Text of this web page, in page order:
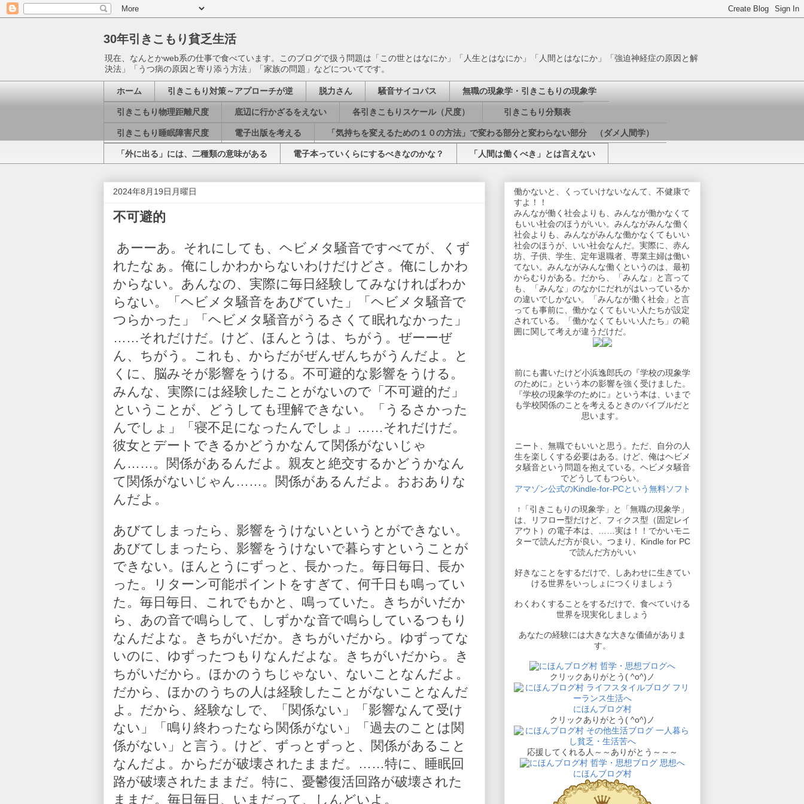
30年引きこもり貧乏生活
現在、なんとかweb系の仕事で食べています。このブログで扱う問題は「この世とはなにか」「人生とはなにか」「人間とはなにか」「強迫神経症の原因と解
決法」「うつ病の原因と寄り添う方法」「家族の問題」などについてです。
ホーム 引きこもり対策～アプローチが逆 脱力さん 騒音サイコパス 無職の現象学・引きこもりの現象学
引きこもり物理距離尺度 底辺に行かざるをえない 各引きこもりスケール（尺度） 引きこもり分類表
引きこもり睡眠障害尺度 電子出版を考える 「気持ちを変えるための１０の方法」で変わる部分と変わらない部分 （ダメ人間学）
「外に出る」には、二種類の意味がある 電子本っていくらにするべきなのかな？ 「人間は働くべき」とは言えない
2024年8月19日月曜日
不可避的
あーーあ。それにしても、ヘビメタ騒音ですべてが、くず
れたなぁ。俺にしかわからないわけだけどさ。俺にしかわ
からない。あんなの、実際に毎日経験してみなければわか
らない。「ヘビメタ騒音をあびていた」「ヘビメタ騒音で
つらかった」「ヘビメタ騒音がうるさくて眠れなかった」
……それだけだ。けど、ほんとうは、ちがう。ぜーーぜ
ん、ちがう。これも、からだがぜんぜんちがうんだよ。と
くに、脳みそが影響をうける。不可避的な影響をうける。
みんな、実際には経験したことがないので「不可避的だ」
ということが、どうしても理解できない。「うるさかった
んでしょ」「寝不足になったんでしょ」……それだけだ。
彼女とデートできるかどうかなんて関係がないじゃ
ん……。関係があるんだよ。親友と絶交するかどうかなん
て関係がないじゃん……。関係があるんだよ。おおありな
んだよ。
あびてしまったら、影響をうけないというとができない。
あびてしまったら、影響をうけないで暮らすということが
できない。ほんとうにずっと、長かった。毎日毎日、長か
った。リターン可能ポイントをすぎて、何千日も鳴ってい
た。毎日毎日、これでもかと、鳴っていた。きちがいだか
ら、あの音で鳴らして、しずかな音で鳴らしているつもり
なんだよな。きちがいだか。きちがいだから。ゆずってな
いのに、ゆずったつもりなんだよな。きちがいだから。き
ちがいだから。ほかのうちじゃない、ないことなんだよ。
だから、ほかのうちの人は経験したことがないことなんだ
よ。だから、経験なしで、「関係ない」「影響なんて受け
ない」「鳴り終わったなら関係がない」「過去のことは関
係がない」と言う。けど、ずっとずっと、関係があること
なんだよ。からだが破壊されたままだ。……特に、睡眠回
路が破壊されたままだ。特に、憂鬱復活回路が破壊された
ままだ。毎日毎日、いまだって、しんどいよ。
働かないと、くっていけないなんて、不健康で
すよ！！
みんなが働く社会よりも、みんなが働かなくて
もいい社会のほうがいい。みんながみんな働く
社会よりも、みんながみんな働かなくてもいい
社会のほうが、いい社会なんだ。実際に、赤ん
坊、子供、学生、定年退職者、専業主婦は働い
てない。みんながみんな働くというのは、最初
からむりがある。だから、「みんな」と言って
も、「みんな」のなかにだれがはいっているか
の違いでしかない。「みんなが働く社会」と言
っても事前に、働かなくてもいい人たちが設定
されている。「働かなくてもいい人たち」の範
囲に関して考えが違うだけだ。
前にも書いたけど小浜逸郎氏の『学校の現象学
のために』という本の影響を強く受けました。
『学校の現象学のために』という本は、いまで
も学校関係のことを考えるときのバイブルだと
思います。
ニート、無職でもいいと思う。ただ、自分の人
生を楽しくする必要はある。けど、俺はヘビメ
タ騒音という問題を抱えている。ヘビメタ騒音
でどうしてもつらい。
アマゾン公式のKindle-for-PCという無料ソフト
↑「引きこもりの現象学」と「無職の現象学」
は、リフロー型だけど、フィクス型（固定レイ
アウト）の電子本は、……実は！！でかいモニ
ターで読んだ方が良い。つまり、Kindle for PC
で読んだ方がいい
好きなことをするだけで、しあわせに生きてい
ける世界をいっしょにつくりましょう
わくわくすることをするだけで、食べていける
世界を現実化しましょう
あなたの経験には大きな大きな価値がありま
す。
クリックありがとう( ^o^)ノ
にほんブログ村
クリックありがとう( ^o^)ノ
応援してくれる人～～ありがとう～～～
にほんブログ村